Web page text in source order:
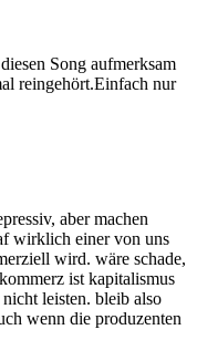
Song aufmerksam
reingehört.Einfach nur
aber machen
wirklich einer von uns
wird. wäre schade,
ist kapitalismus
leisten. bleib also
wenn die produzenten